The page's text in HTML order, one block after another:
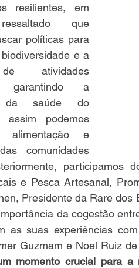
resilientes, em
que
políticas para
e a
atividades
garantindo a
da saúde do
assim podemos
alimentação e
comunidades
participamos
e Pesca Artesanal,
Presidente da Rare
da cogestão
as suas experiências
Guzmam e Noel Ruiz
momento crucial para